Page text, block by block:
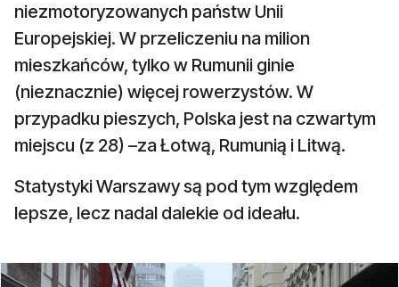
niezmotoryzowanych państw Unii
Europejskiej. W przeliczeniu na milion
mieszkańców, tylko w Rumunii ginie
(nieznacznie) więcej rowerzystów. W
przypadku pieszych, Polska jest na czwartym
miejscu (z 28) –za Łotwą, Rumunią i Litwą.
Statystyki Warszawy są pod tym względem
lepsze, lecz nadal dalekie od ideału.